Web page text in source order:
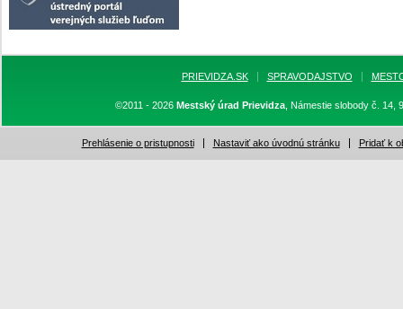
PRIEVIDZA.SK SPRAVODAJSTVO
©2011 - 2026 Mestský úrad Prievidza, Námestie slobody č. 14,
Prehlásenie o pristupnosti Nastaviť ako úvodnú stránku Pridať k